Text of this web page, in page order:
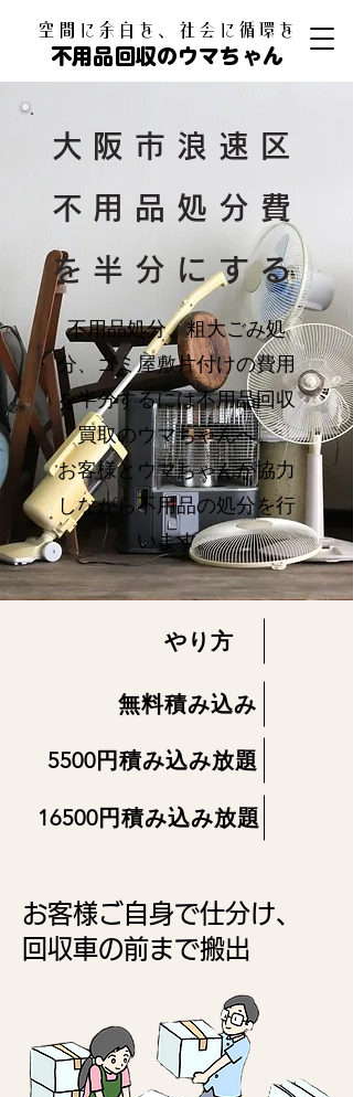
​空間に余白を、社会に循環を
不用品回収のウマちゃん
大阪市浪速区
不用品処分費
を半分にする
不用品処分、粗大ごみ処
分、ゴミ屋敷片付けの費用
を半分するには不用品回収
買取のウマちゃんへ。
お客様とウマちゃんが協力
しながら不用品の処分を行
います。
やり方
無料積み込み
5500円積み込み放題
16500円積み込み放題
​お客様ご自身で仕分け、
回収車の前まで搬出